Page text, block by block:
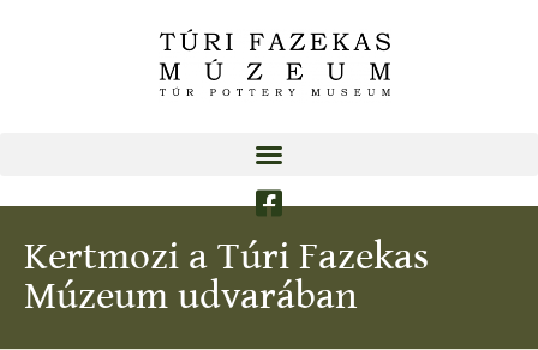
Kertmozi a Túri Fazekas
Múzeum udvarában